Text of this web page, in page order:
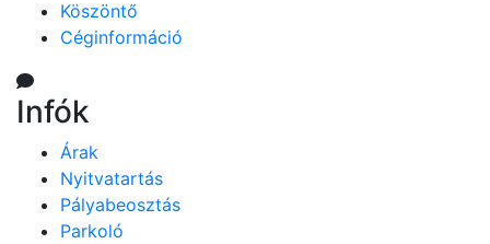
Köszöntő
Céginformáció
Infók
Árak
Nyitvatartás
Pályabeosztás
Parkoló